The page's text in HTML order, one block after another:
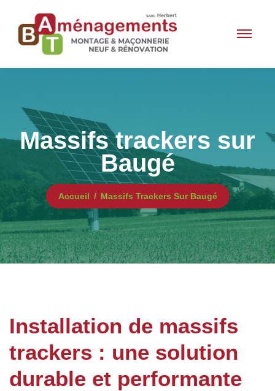
Massifs trackers sur
Baugé
Accueil Massifs Trackers Sur Baugé
Installation de massifs
trackers : une solution
durable et performante